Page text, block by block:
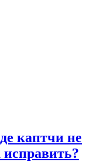
каптчи не
исправить?